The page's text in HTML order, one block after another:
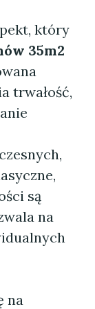
który
35m2
trwałość,
są
na
na